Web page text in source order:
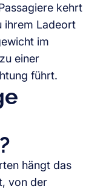
kehrt
ihrem Ladeort
im
einer
führt.
hängt das
von der